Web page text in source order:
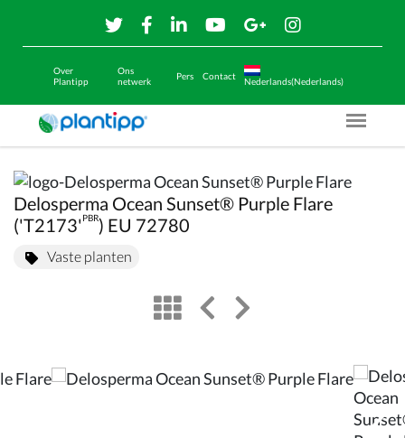
Over
Plantipp
Ons
netwerk
Pers Contact
Nederlands(Nederlands)
Menu
Delosperma Ocean Sunset® Purple Flare
('T2173' PBR) EU 72780
Vaste planten
viewleft arrow
right arrow